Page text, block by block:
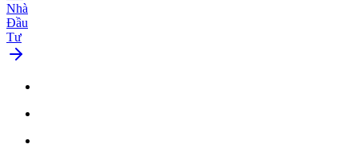
Nhà
Đầu
Tư